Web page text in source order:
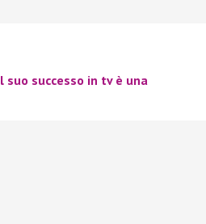
suo successo in tv è una